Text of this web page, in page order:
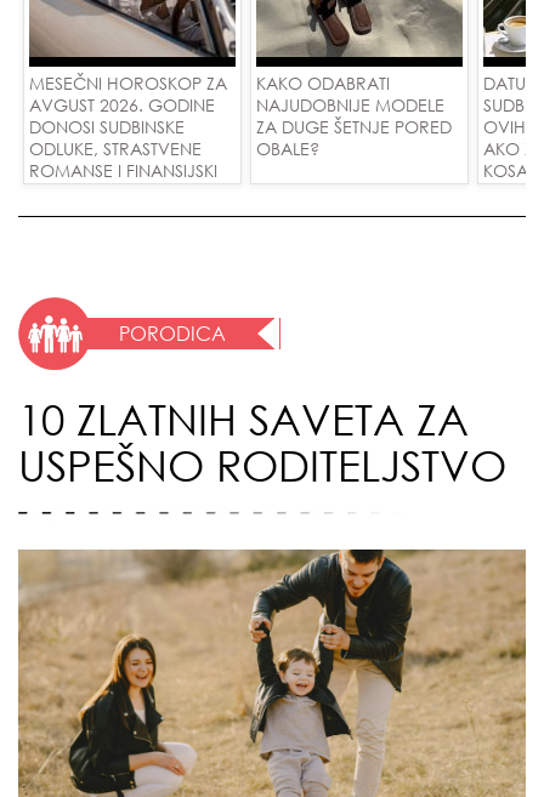
MESEČNI HOROSKOP ZA
AVGUST 2026. GODINE
DONOSI SUDBINSKE
ODLUKE, STRASTVENE
ROMANSE I FINANSIJSKI
KAKO ODABRATI
NAJUDOBNIJE MODELE
ZA DUGE ŠETNJE PORED
OBALE?
OVIH
AKO
KOSA
PORODICA
10 ZLATNIH SAVETA ZA
USPEŠNO RODITELJSTVO